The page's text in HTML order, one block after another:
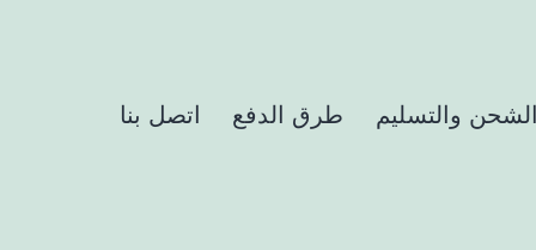
الشحن والتسليم طرق الدفع اتصل بنا